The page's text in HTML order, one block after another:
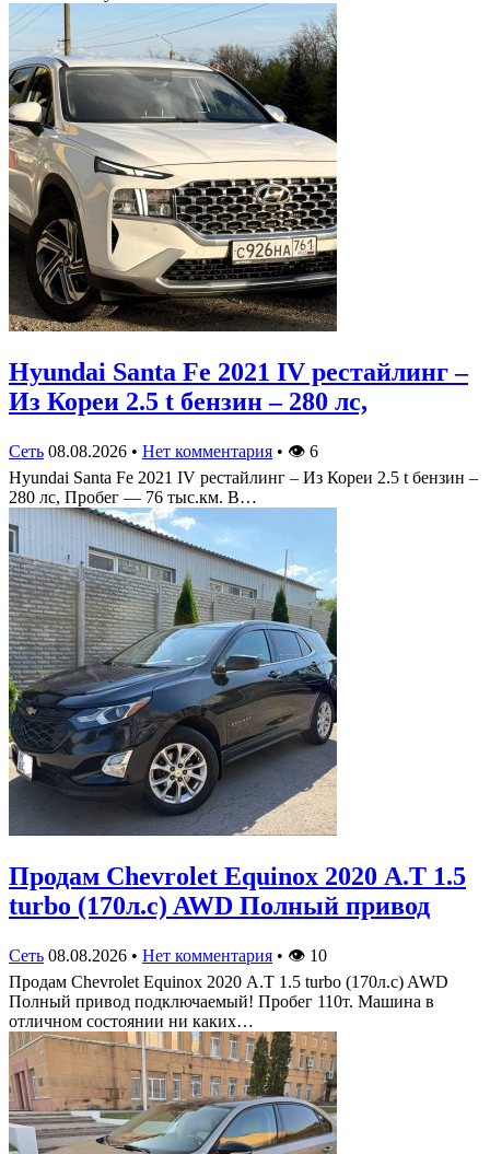
Hyundai Santa Fe 2021 IV рестайлинг –
Из Кореи 2.5 t бензин – 280 лс,
Сеть 08.08.2026 • Нет комментария • 👁 6
Hyundai Santa Fe 2021 IV рестайлинг – Из Кореи 2.5 t бензин –
280 лс, Пробег — 76 тыс.км. В…
Продам Chevrolet Equinox 2020 А.Т 1.5
turbo (170л.с) AWD Полный привод
Сеть 08.08.2026 • Нет комментария • 👁 10
Продам Chevrolet Equinox 2020 А.Т 1.5 turbo (170л.с) AWD
Полный привод подключаемый! Пробег 110т. Машина в
отличном состоянии ни каких…